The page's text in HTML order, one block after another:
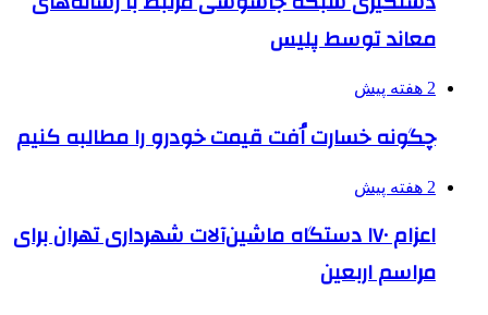
معاند توسط پلیس
2 هفته پیش
چگونه خسارت اُفت قیمت خودرو را مطالبه کنیم
2 هفته پیش
اعزام ۱۷۰ دستگاه ماشین‌آلات شهرداری تهران برای
مراسم اربعین